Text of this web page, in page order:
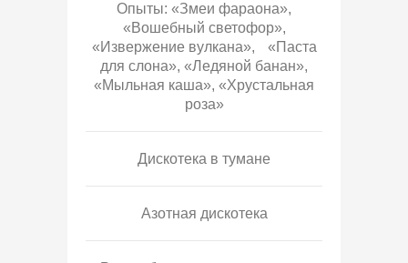
Опыты: «Змеи фараона»,
«Вошебный светофор»,
«Извержение вулкана», «Паста
для слона», «Ледяной банан»,
«Мыльная каша», «Хрустальная
роза»
Дискотека в тумане
Азотная дискотека